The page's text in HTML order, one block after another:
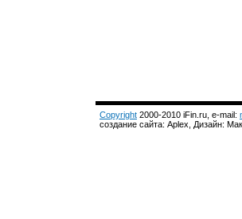
Copyright 2000-2010 iFin.ru, e-mail:
создание сайта: Aplex, Дизайн: